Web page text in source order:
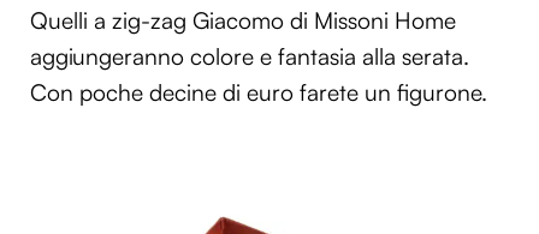
Quelli a zig-zag Giacomo di Missoni Home
aggiungeranno colore e fantasia alla serata.
Con poche decine di euro farete un figurone.